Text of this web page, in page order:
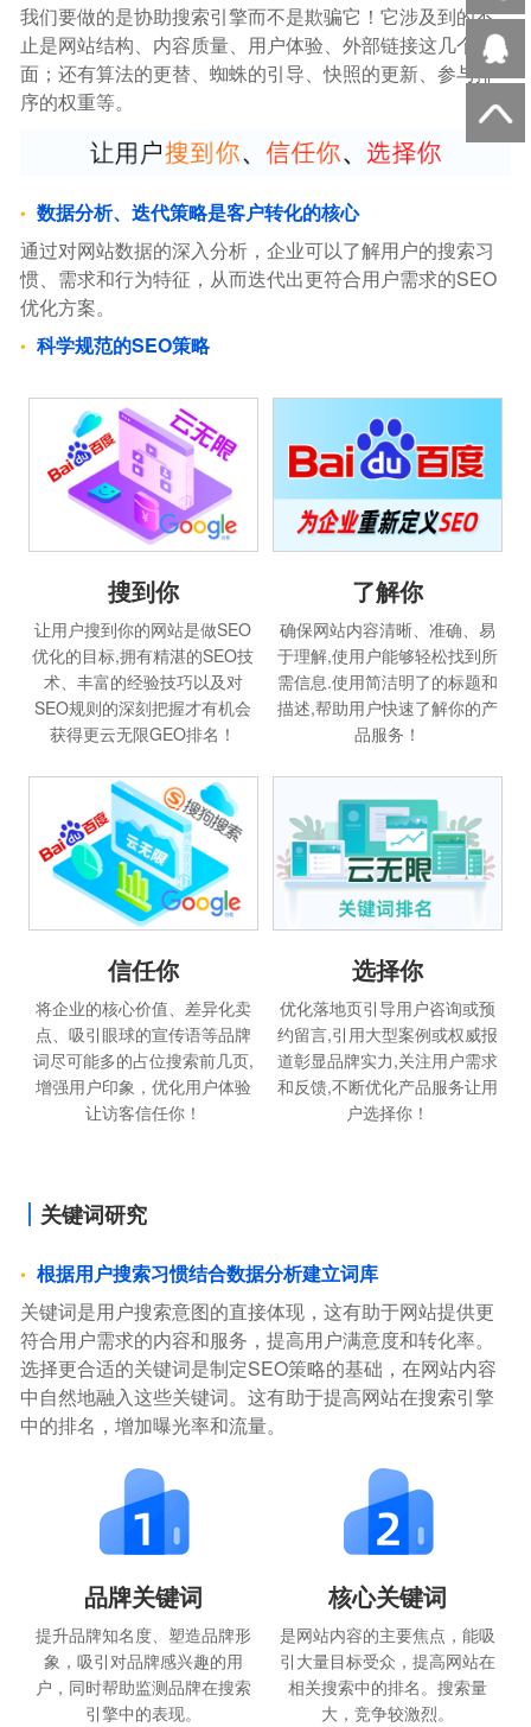
我们要做的是协助搜索引擎而不是欺骗它！它涉及到的不
止是网站结构、内容质量、用户体验、外部链接这几个方
面；还有算法的更替、蜘蛛的引导、快照的更新、参与排
序的权重等。
数据分析、迭代策略是客户转化的核心
通过对网站数据的深入分析，企业可以了解用户的搜索习
惯、需求和行为特征，从而迭代出更符合用户需求的SEO
优化方案。
科学规范的SEO策略
搜到你
让用户搜到你的网站是做SEO
优化的目标,拥有精湛的SEO技
术、丰富的经验技巧以及对
SEO规则的深刻把握才有机会
获得更云无限GEO排名！
了解你
确保网站内容清晰、准确、易
于理解,使用户能够轻松找到所
需信息.使用简洁明了的标题和
描述,帮助用户快速了解你的产
品服务！
信任你
将企业的核心价值、差异化卖
点、吸引眼球的宣传语等品牌
词尽可能多的占位搜索前几页,
增强用户印象，优化用户体验
让访客信任你！
选择你
优化落地页引导用户咨询或预
约留言,引用大型案例或权威报
道彰显品牌实力,关注用户需求
和反馈,不断优化产品服务让用
户选择你！
关键词研究
根据用户搜索习惯结合数据分析建立词库
关键词是用户搜索意图的直接体现，这有助于网站提供更
符合用户需求的内容和服务，提高用户满意度和转化率。
选择更合适的关键词是制定SEO策略的基础，在网站内容
中自然地融入这些关键词。这有助于提高网站在搜索引擎
中的排名，增加曝光率和流量。
品牌关键词
提升品牌知名度、塑造品牌形
象，吸引对品牌感兴趣的用
户，同时帮助监测品牌在搜索
引擎中的表现。
核心关键词
是网站内容的主要焦点，能吸
引大量目标受众，提高网站在
相关搜索中的排名。搜索量
大，竞争较激烈。